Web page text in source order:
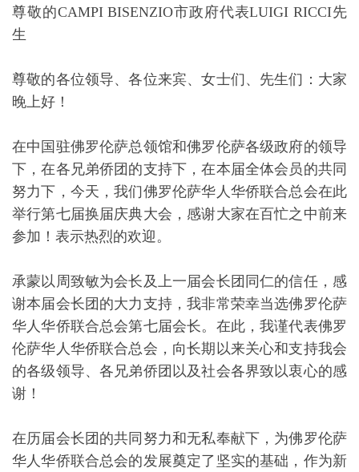
在历届会长团的共同努力和无私奉献下，为佛罗伦萨
一届会长，我深感使命光荣、任重道远。今后我们将
一如既往的秉承本会宗旨，遵守驻在国法律法规，传
极融入当地主流社会，引导当地华人华侨在维护自身
合法权益的同时，充分兼顾到社会公共利益，发扬爱
国爱乡精神，同心同德，为推动中意两国人民友好交
往做出新的贡献！
华人华侨联合总会一定会迎来充满活力，和谐繁荣的
明天。
最后祝愿到会的各位领导、各位来宾、各位同仁身体
健康、生活愉快、心想事成!谢谢大家！